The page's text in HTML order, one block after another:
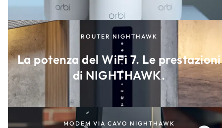
ROUTER NIGHTHAWK
La potenza del WiFi 7. Le prestazioni
di NIGHTHAWK.
MODEM VIA CAVO NIGHTHAWK